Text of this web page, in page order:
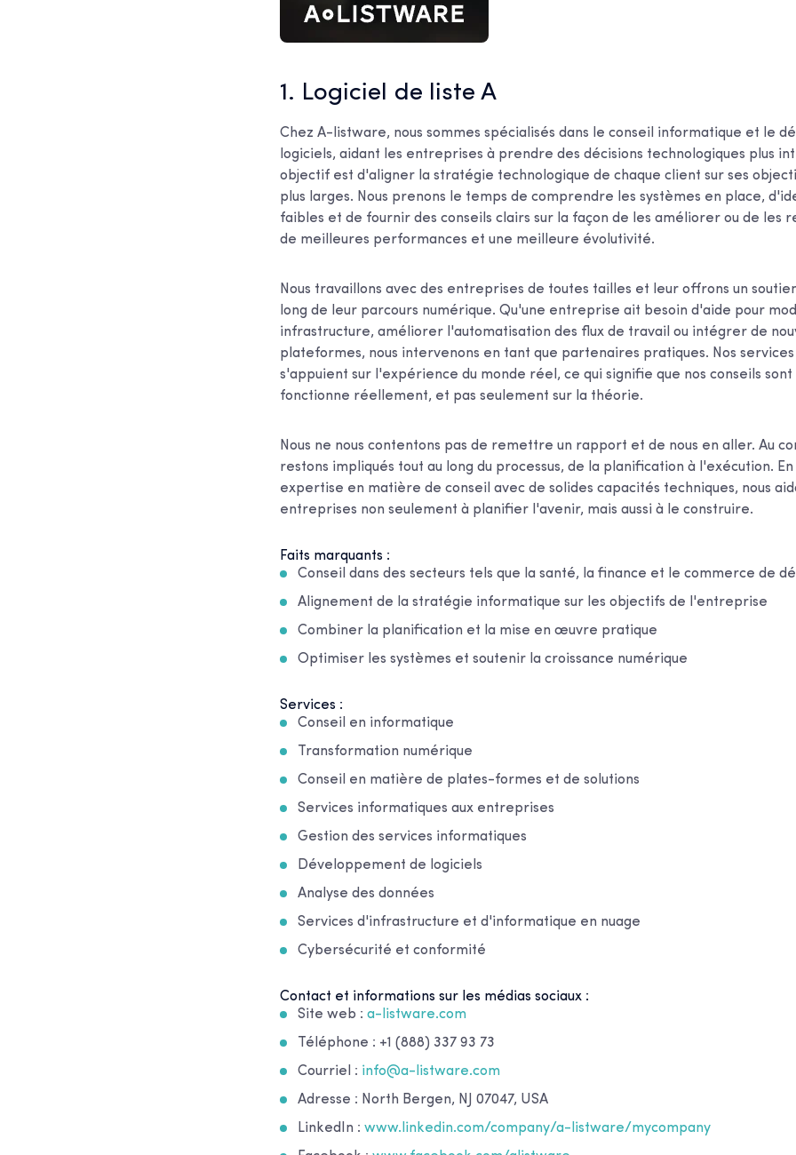
1. Logiciel de liste A
Chez A-listware, nous sommes spécialisés dans le conseil informatique et le
logiciels, aidant les entreprises à prendre des décisions technologiques plus
objectif est d'aligner la stratégie technologique de chaque client sur ses
plus larges. Nous prenons le temps de comprendre les systèmes en place,
faibles et de fournir des conseils clairs sur la façon de les améliorer ou de les
de meilleures performances et une meilleure évolutivité.
Nous travaillons avec des entreprises de toutes tailles et leur offrons un
long de leur parcours numérique. Qu'une entreprise ait besoin d'aide pour
infrastructure, améliorer l'automatisation des flux de travail ou intégrer de
plateformes, nous intervenons en tant que partenaires pratiques. Nos
s'appuient sur l'expérience du monde réel, ce qui signifie que nos conseils sont
fonctionne réellement, et pas seulement sur la théorie.
Nous ne nous contentons pas de remettre un rapport et de nous en aller. Au
restons impliqués tout au long du processus, de la planification à l'exécution.
expertise en matière de conseil avec de solides capacités techniques, nous
entreprises non seulement à planifier l'avenir, mais aussi à le construire.
Faits marquants :
Conseil dans des secteurs tels que la santé, la finance et le commerce de
Alignement de la stratégie informatique sur les objectifs de l'entreprise
Combiner la planification et la mise en œuvre pratique
Optimiser les systèmes et soutenir la croissance numérique
Services :
Conseil en informatique
Transformation numérique
Conseil en matière de plates-formes et de solutions
Services informatiques aux entreprises
Gestion des services informatiques
Développement de logiciels
Analyse des données
Services d'infrastructure et d'informatique en nuage
Cybersécurité et conformité
Contact et informations sur les médias sociaux :
Site web : a-listware.com
Téléphone : +1 (888) 337 93 73
Courriel : info@a-listware.com
Adresse : North Bergen, NJ 07047, USA
LinkedIn : www.linkedin.com/company/a-listware/mycompany